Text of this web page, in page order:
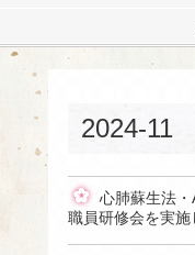
2024-11
心肺蘇生法
職員研修会を実施